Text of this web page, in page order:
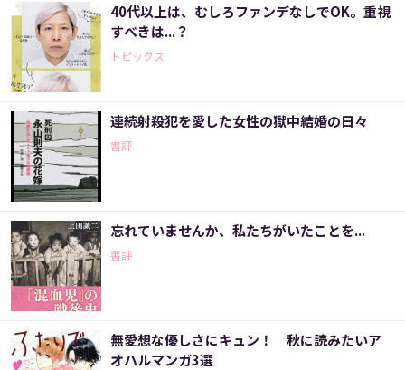
40代以上は、むしろファンデなしでOK。重視
すべきは...？
トピックス
連続射殺犯を愛した女性の獄中結婚の日々
書評
忘れていませんか、私たちがいたことを...
書評
無愛想な優しさにキュン！ 秋に読みたいア
オハルマンガ3選